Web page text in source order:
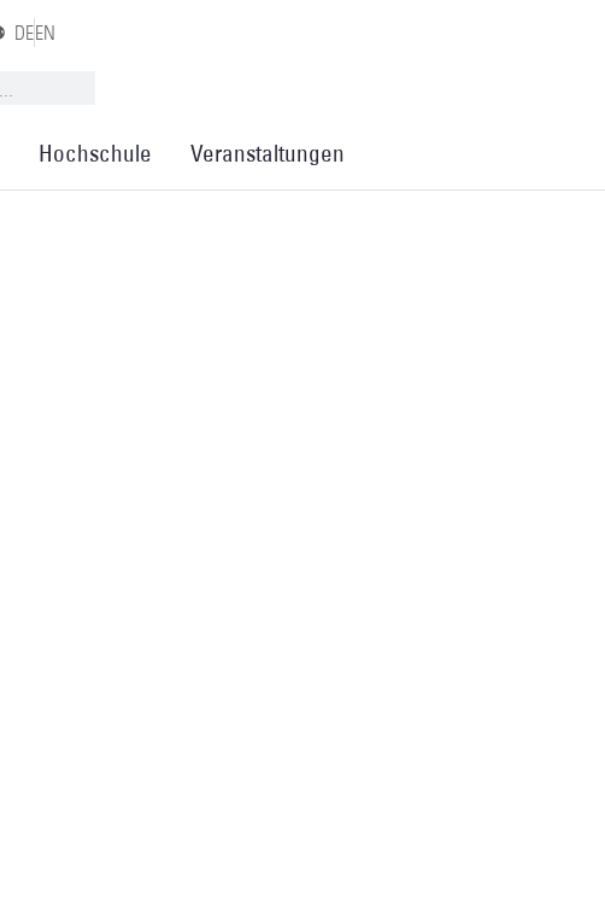
DEEN
Hochschule Veranstaltungen